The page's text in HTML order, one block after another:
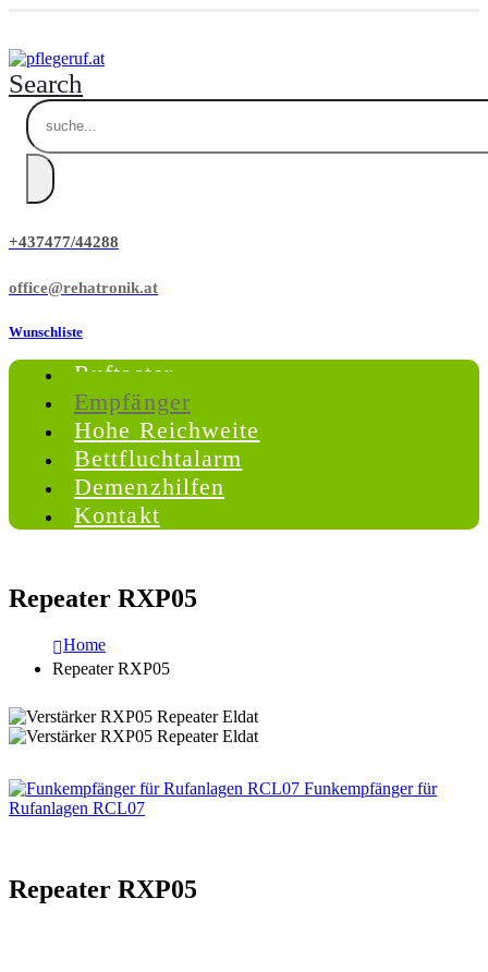
Search
+437477/44288
office@rehatronik.at
Wunschliste
Ruftaster
Empfänger
Hohe Reichweite
Bettfluchtalarm
Demenzhilfen
Kontakt
Repeater RXP05
Home
Repeater RXP05
Funkempfänger für
Rufanlagen RCL07
Repeater RXP05